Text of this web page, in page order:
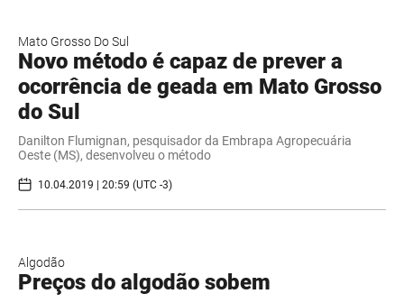
Mato Grosso Do Sul
Novo método é capaz de prever a
ocorrência de geada em Mato Grosso
do Sul
​Danilton Flumignan, pesquisador da Embrapa Agropecuária
Oeste (MS), desenvolveu o método
10.04.2019 | 20:59 (UTC -3)
Algodão
Preços do algodão sobem